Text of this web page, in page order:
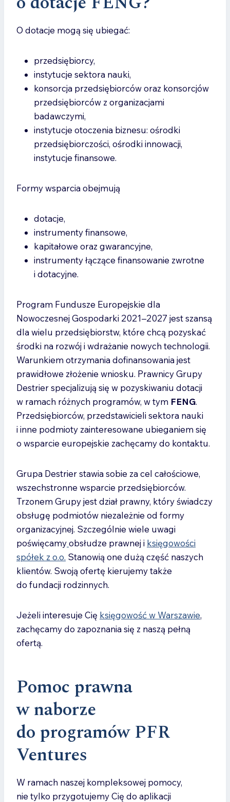
O dotacje mogą się ubiegać:
przedsiębiorcy,
instytucje sektora nauki,
konsorcja przedsiębiorców oraz konsorcjów
przedsiębiorców z organizacjami
badawczymi,
instytucje otoczenia biznesu: ośrodki
przedsiębiorczości, ośrodki innowacji,
instytucje finansowe.
Formy wsparcia obejmują
dotacje,
instrumenty finansowe,
kapitałowe oraz gwarancyjne,
instrumenty łączące finansowanie zwrotne
i dotacyjne.
Program Fundusze Europejskie dla
Nowoczesnej Gospodarki 2021–2027 jest szansą
dla wielu przedsiębiorstw, które chcą pozyskać
środki na rozwój i wdrażanie nowych technologii.
Warunkiem otrzymania dofinansowania jest
prawidłowe złożenie wniosku. Prawnicy Grupy
Destrier specjalizują się w pozyskiwaniu dotacji
w ramach różnych programów, w tym FENG.
Przedsiębiorców, przedstawicieli sektora nauki
i inne podmioty zainteresowane ubieganiem się
o wsparcie europejskie zachęcamy do kontaktu.
Grupa Destrier stawia sobie za cel całościowe,
wszechstronne wsparcie przedsiębiorców.
Trzonem Grupy jest dział prawny, który świadczy
obsługę podmiotów niezależnie od formy
organizacyjnej. Szczególnie wiele uwagi
poświęcamyobsłudze prawnej i księgowości
spółek z o.o. Stanowią one dużą część naszych
klientów. Swoją ofertę kierujemy także
do fundacji rodzinnych.
Jeżeli interesuje Cię księgowość w Warszawie,
zachęcamy do zapoznania się z naszą pełną
ofertą.
Pomoc prawna
w naborze
do programów PFR
Ventures
W ramach naszej kompleksowej pomocy,
nie tylko przygotujemy Cię do aplikacji